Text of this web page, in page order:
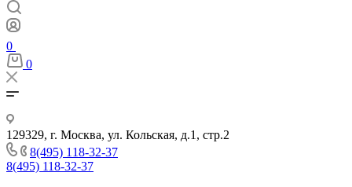
0
0
129329, г. Москва, ул. Кольская, д.1, стр.2
8(495) 118-32-37
8(495) 118-32-37